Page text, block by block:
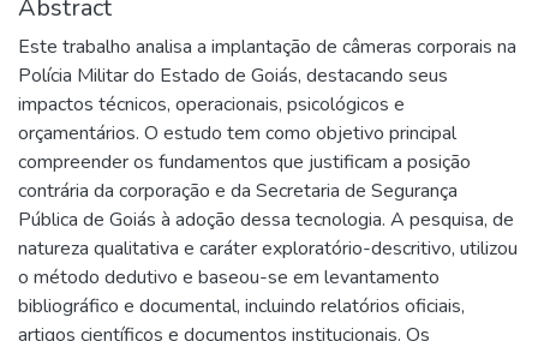
Abstract
Este trabalho analisa a implantação de câmeras corporais na
Polícia Militar do Estado de Goiás, destacando seus
impactos técnicos, operacionais, psicológicos e
orçamentários. O estudo tem como objetivo principal
compreender os fundamentos que justificam a posição
contrária da corporação e da Secretaria de Segurança
Pública de Goiás à adoção dessa tecnologia. A pesquisa, de
natureza qualitativa e caráter exploratório-descritivo, utilizou
o método dedutivo e baseou-se em levantamento
bibliográfico e documental, incluindo relatórios oficiais,
artigos científicos e documentos institucionais. Os